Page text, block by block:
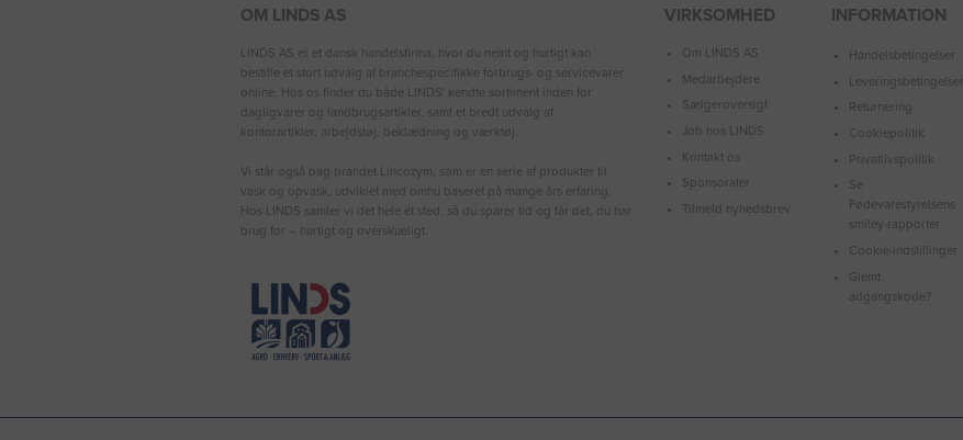
OM LINDS AS
LINDS AS er et dansk handelsfirma, hvor du nemt og hurtigt kan
bestille et stort udvalg af branchespecifikke forbrugs- og servicevarer
online. Hos os finder du både LINDS′ kendte sortiment inden for
dagligvarer og landbrugsartikler, samt et bredt udvalg af
kontorartikler, arbejdstøj, beklædning og værktøj.
Vi står også bag brandet Lincozym, som er en serie af produkter til
vask og opvask, udviklet med omhu baseret på mange års erfaring.
Hos LINDS samler vi det hele ét sted, så du sparer tid og får det, du har
brug for – hurtigt og overskueligt.
VIRKSOMHED
Om LINDS AS
Medarbejdere
Sælgeroversigt
Job hos LINDS
Kontakt os
Sponsorater
Tilmeld nyhedsbrev
INFORMATION
Handelsbetingelser
Leveringsbetingelser
Returnering
Cookiepolitik
Privatlivspolitik
Se
Fødevarestyrelsens
smiley-rapporter
Cookie-indstillinger
Glemt
adgangskode?